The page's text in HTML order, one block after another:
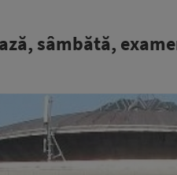
sâmbătă,